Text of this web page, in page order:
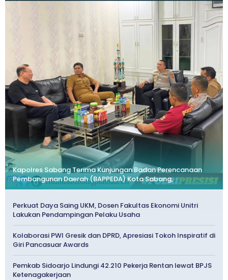
Kapolres Sabang Terima Kunjungan Badan Perencanaan
Pembangunan Daerah (BAPPEDA) Kota Sabang,
Perkuat Daya Saing UKM, Dosen Fakultas Ekonomi Unitri
Lakukan Pendampingan Pelaku Usaha
Kolaborasi PWI Gresik dan DPRD, Apresiasi Tokoh Inspiratif di
Giri Pancasuar Awards
Pemkab Sidoarjo Lindungi 42.210 Pekerja Rentan lewat BPJS
Ketenagakerjaan